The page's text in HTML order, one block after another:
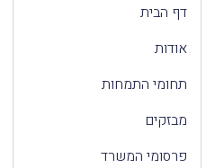
דף הבית
אודות
תחומי התמחות
מבזקים
פרסומי המשרד